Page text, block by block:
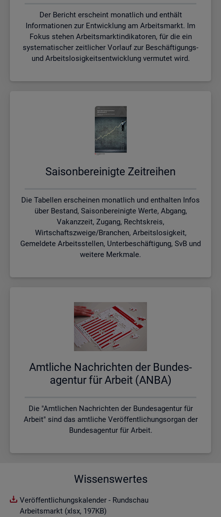
Der Bericht erscheint monatlich und enthält
Informationen zur Entwicklung am Arbeitsmarkt. Im
Fokus stehen Arbeitsmarktindikatoren, für die ein
systematischer zeitlicher Vorlauf zur Beschäftigungs-
und Arbeitslosigkeitsentwicklung vermutet wird.
Sai­son­be­rei­nig­te Zeit­rei­hen
Die Tabellen erscheinen monatlich und enthalten Infos
über Bestand, Saisonbereinigte Werte, Abgang,
Vakanzzeit, Zugang, Rechtskreis,
Wirtschaftszweige/Branchen, Arbeitslosigkeit,
Gemeldete Arbeitsstellen, Unterbeschäftigung, SvB und
weitere Merkmale.
Amt­li­che Nach­rich­ten der Bun­des­
agen­tur für Ar­beit (ANBA)
Die "Amtlichen Nachrichten der Bundesagentur für
Arbeit" sind das amtliche Veröffentlichungsorgan der
Bundesagentur für Arbeit.
Wissenswertes
Veröffentlichungskalender - Rundschau
Arbeitsmarkt (xlsx, 197KB)